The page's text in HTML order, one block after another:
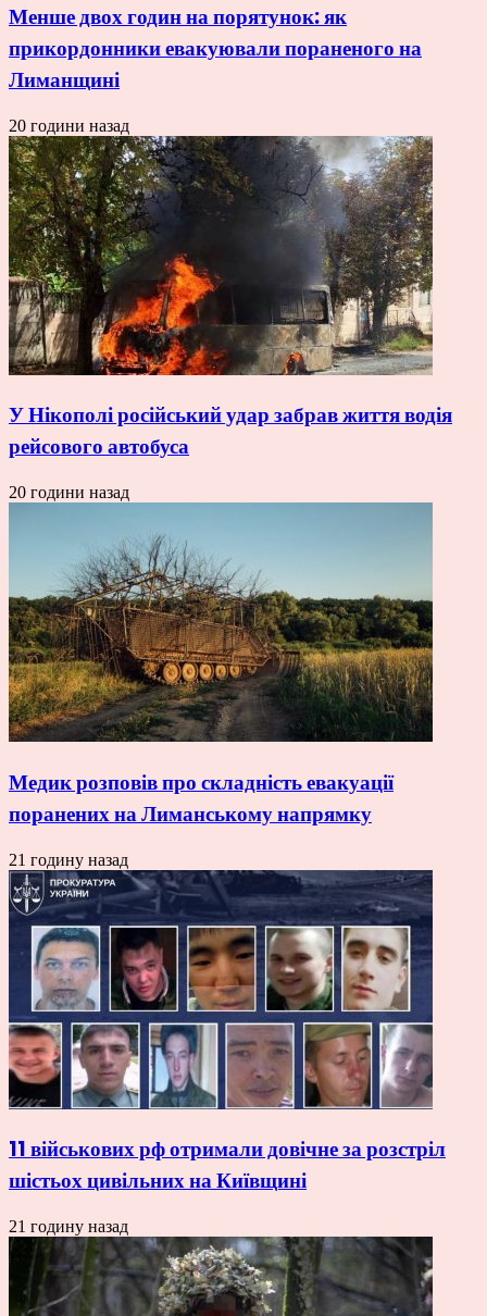
Менше двох годин на порятунок: як
прикордонники евакуювали пораненого на
Лиманщині
20 години назад
У Нікополі російський удар забрав життя водія
рейсового автобуса
20 години назад
Медик розповів про складність евакуації
поранених на Лиманському напрямку
21 годину назад
11 військових рф отримали довічне за розстріл
шістьох цивільних на Київщині
21 годину назад